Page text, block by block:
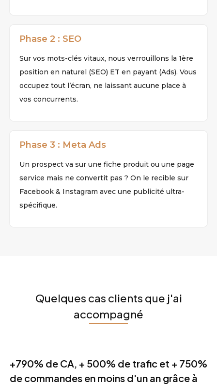
Phase 2 : SEO
Sur vos mots-clés vitaux, nous verrouillons la 1ère
position en naturel (SEO) ET en payant (Ads). Vous
occupez tout l’écran, ne laissant aucune place à
vos concurrents.
Phase 3 : Meta Ads
Un prospect va sur une fiche produit ou une page
service mais ne convertit pas ? On le recible sur
Facebook & Instagram avec une publicité ultra-
spécifique.
Quelques cas clients que j'ai
accompagné
+790% de CA, + 500% de trafic et + 750%
de commandes en moins d'un an grâce à